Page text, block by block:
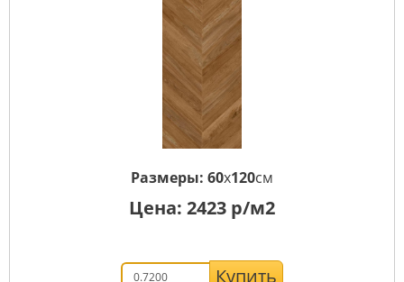
Размеры: 60x120см
Цена: 2423 р/м2
Купить